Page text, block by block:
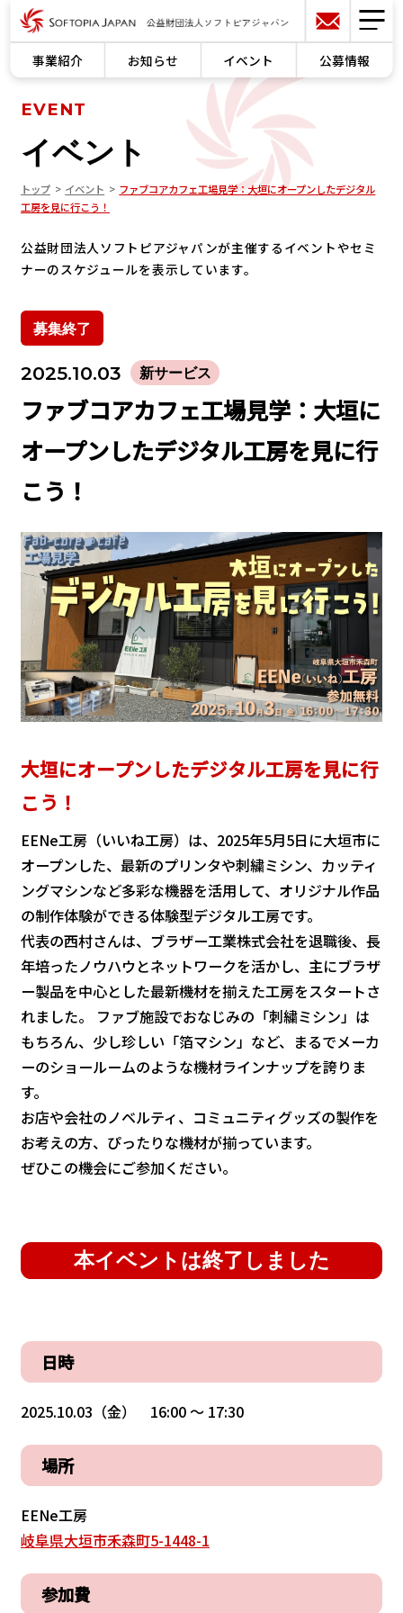
事業紹介 お知らせ イベント 公募情報
EVENT
イベント
トップ イベント
ファブコアカフェ工場見学：大垣にオープンしたデジタル
工房を見に行こう！
公益財団法人ソフトピアジャパンが主催するイベントやセミ
ナーのスケジュールを表示しています。
募集終了
2025.10.03 新サービス
ファブコアカフェ工場見学：大垣に
オープンしたデジタル工房を見に行
こう！
大垣にオープンしたデジタル工房を見に行
こう！
EENe工房（いいね工房）は、2025年5月5日に大垣市に
オープンした、最新のプリンタや刺繍ミシン、カッティ
ングマシンなど多彩な機器を活用して、オリジナル作品
の制作体験ができる体験型デジタル工房です。
代表の西村さんは、ブラザー工業株式会社を退職後、長
年培ったノウハウとネットワークを活かし、主にブラザ
ー製品を中心とした最新機材を揃えた工房をスタートさ
れました。 ファブ施設でおなじみの「刺繍ミシン」は
もちろん、少し珍しい「箔マシン」など、まるでメーカ
ーのショールームのような機材ラインナップを誇りま
す。
お店や会社のノベルティ、コミュニティグッズの製作を
お考えの方、ぴったりな機材が揃っています。
ぜひこの機会にご参加ください。
本イベントは終了しました
日時
2025.10.03（金） 16:00 〜 17:30
場所
EENe工房
岐阜県大垣市禾森町5-1448-1
参加費